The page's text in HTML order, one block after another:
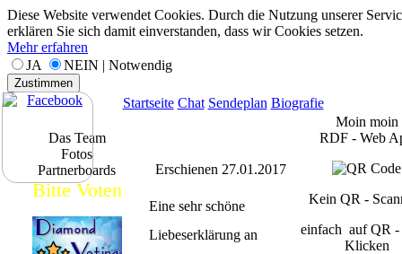
Diese Website verwendet Cookies. Durch die Nutzung unserer
erklären Sie sich damit einverstanden, dass wir Cookies setzen.
Mehr erfahren
JA
NEIN | Notwendig
Zustimmen
Startseite Chat Sendeplan Biografie
Das Team
Fotos
Partnerboards
Bitte Voten
Erschienen 27.01.2017
Eine sehr schöne
Liebeserklärung an
Moin moin
RDF - Web
Kein QR -
einfach auf QR -
Klicken